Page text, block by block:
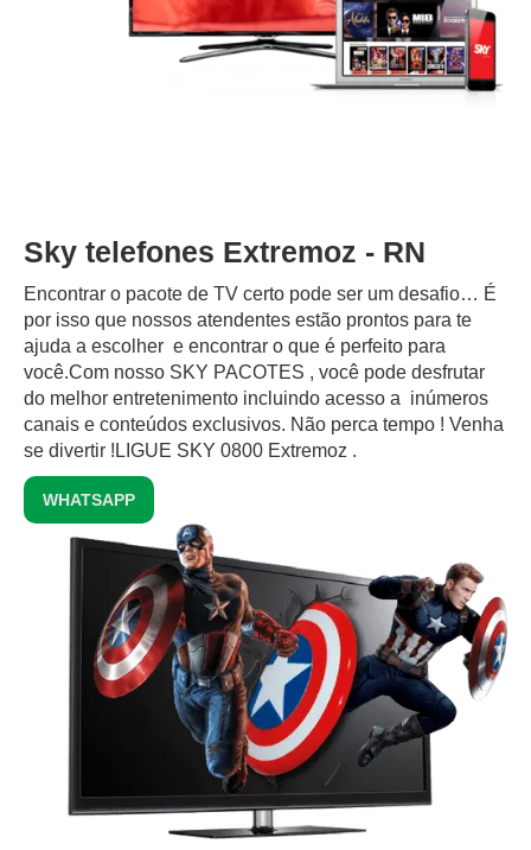
Sky telefones Extremoz - RN
Encontrar o pacote de TV certo pode ser um desafio… É
por isso que nossos atendentes estão prontos para te
ajuda a escolher e encontrar o que é perfeito para
você.Com nosso SKY PACOTES , você pode desfrutar
do melhor entretenimento incluindo acesso a inúmeros
canais e conteúdos exclusivos.‍ Não perca tempo ! Venha
se divertir !LIGUE SKY 0800 Extremoz .
WHATSAPP